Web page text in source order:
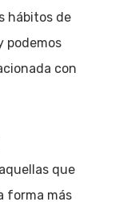
hábitos de
podemos
con
que
forma más